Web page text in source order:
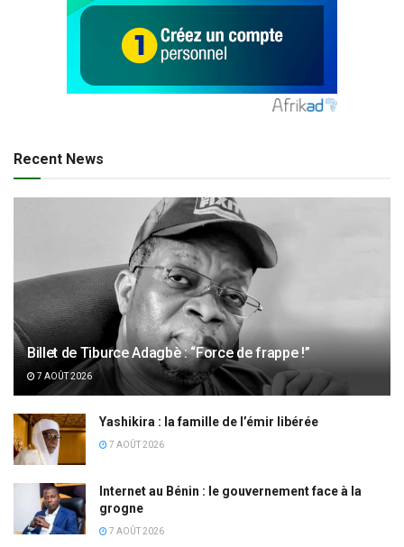
Recent News
Billet de Tiburce Adagbè : “Force de frappe !”
7 AOÛT 2026
Yashikira : la famille de l’émir libérée
7 AOÛT 2026
Internet au Bénin : le gouvernement face à la
grogne
7 AOÛT 2026